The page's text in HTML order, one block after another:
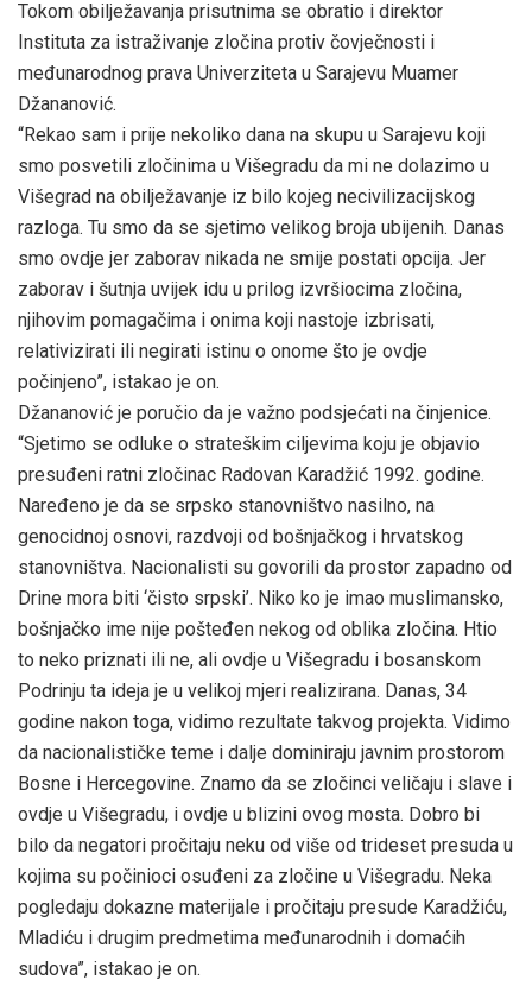
Tokom obilježavanja prisutnima se obratio i direktor
Instituta za istraživanje zločina protiv čovječnosti i
međunarodnog prava Univerziteta u Sarajevu Muamer
Džananović.
“Rekao sam i prije nekoliko dana na skupu u Sarajevu koji
smo posvetili zločinima u Višegradu da mi ne dolazimo u
Višegrad na obilježavanje iz bilo kojeg necivilizacijskog
razloga. Tu smo da se sjetimo velikog broja ubijenih. Danas
smo ovdje jer zaborav nikada ne smije postati opcija. Jer
zaborav i šutnja uvijek idu u prilog izvršiocima zločina,
njihovim pomagačima i onima koji nastoje izbrisati,
relativizirati ili negirati istinu o onome što je ovdje
počinjeno”, istakao je on.
Džananović je poručio da je važno podsjećati na činjenice.
“Sjetimo se odluke o strateškim ciljevima koju je objavio
presuđeni ratni zločinac Radovan Karadžić 1992. godine.
Naređeno je da se srpsko stanovništvo nasilno, na
genocidnoj osnovi, razdvoji od bošnjačkog i hrvatskog
stanovništva. Nacionalisti su govorili da prostor zapadno od
Drine mora biti ‘čisto srpski’. Niko ko je imao muslimansko,
bošnjačko ime nije pošteđen nekog od oblika zločina. Htio
to neko priznati ili ne, ali ovdje u Višegradu i bosanskom
Podrinju ta ideja je u velikoj mjeri realizirana. Danas, 34
godine nakon toga, vidimo rezultate takvog projekta. Vidimo
da nacionalističke teme i dalje dominiraju javnim prostorom
Bosne i Hercegovine. Znamo da se zločinci veličaju i slave i
ovdje u Višegradu, i ovdje u blizini ovog mosta. Dobro bi
bilo da negatori pročitaju neku od više od trideset presuda u
kojima su počinioci osuđeni za zločine u Višegradu. Neka
pogledaju dokazne materijale i pročitaju presude Karadžiću,
Mladiću i drugim predmetima međunarodnih i domaćih
sudova”, istakao je on.